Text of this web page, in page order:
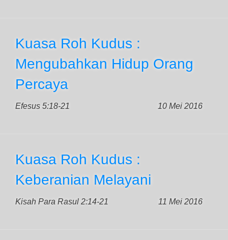
Kuasa Roh Kudus :
Mengubahkan Hidup Orang
Percaya
Efesus 5:18-21 10 Mei 2016
Kuasa Roh Kudus :
Keberanian Melayani
Kisah Para Rasul 2:14-21 11 Mei 2016